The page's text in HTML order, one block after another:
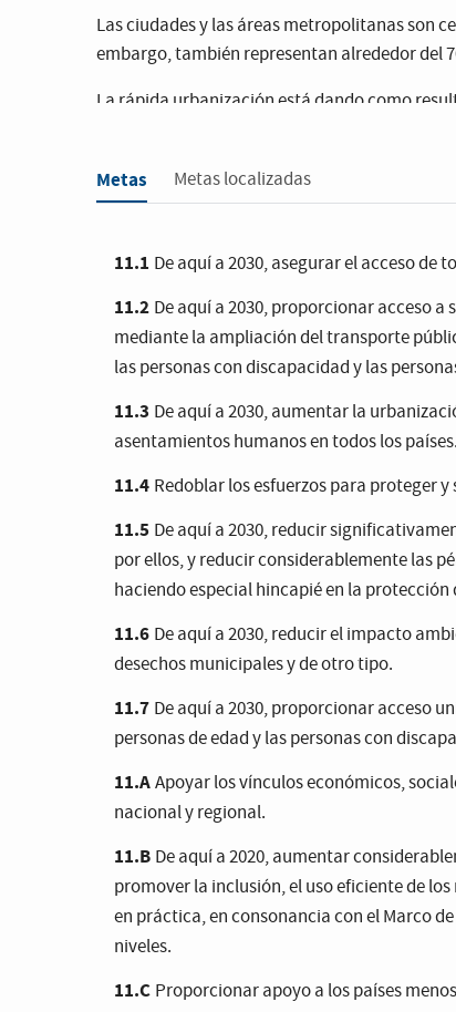
Las ciudades y las áreas metropolitanas son
embargo, también representan alrededor del
La rápida urbanización está dando como
(como la recogida de residuos y los
El impacto de la COVID-19será más
distanciamiento social y el autoaislamiento.
El organismo de las Naciones Unidas para
que no cuentan con medidas para
Metas Metas localizadas
11.1 De aquí a 2030, asegurar el acceso de
11.2 De aquí a 2030, proporcionar acceso
mediante la ampliación del transporte
las personas con discapacidad y las
11.3 De aquí a 2030, aumentar la
asentamientos humanos en todos los países.
11.4 Redoblar los esfuerzos para proteger
11.5 De aquí a 2030, reducir
por ellos, y reducir considerablemente las
haciendo especial hincapié en la
11.6 De aquí a 2030, reducir el impacto
desechos municipales y de otro tipo.
11.7 De aquí a 2030, proporcionar acceso
personas de edad y las personas con
11.AApoyar los vínculos económicos,
nacional y regional.
11.B De aquí a 2020, aumentar
promover la inclusión, el uso eficiente de
en práctica, en consonancia con el Marco
niveles.
11.C Proporcionar apoyo a los países